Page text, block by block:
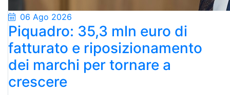
06 Ago 2026
Piquadro: 35,3 mln euro di
fatturato e riposizionamento
dei marchi per tornare a
crescere